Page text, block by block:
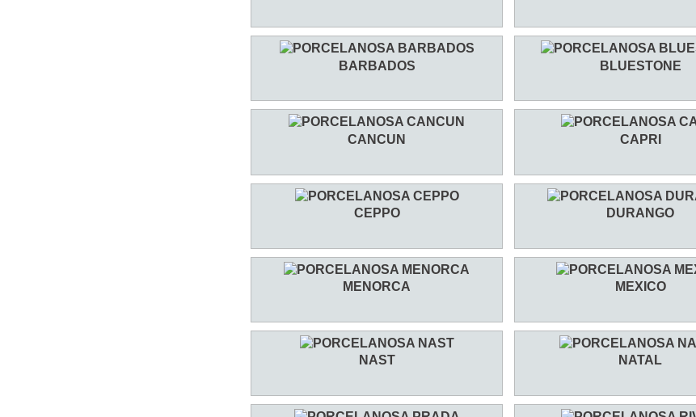
BARBADOS BLUESTONE
CANCUN CAPRI
CEPPO DURANGO
MENORCA MEXICO
NAST NATAL